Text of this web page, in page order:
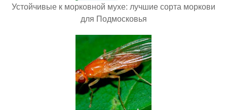
Устойчивые к морковной мухе: лучшие сорта моркови
для Подмосковья